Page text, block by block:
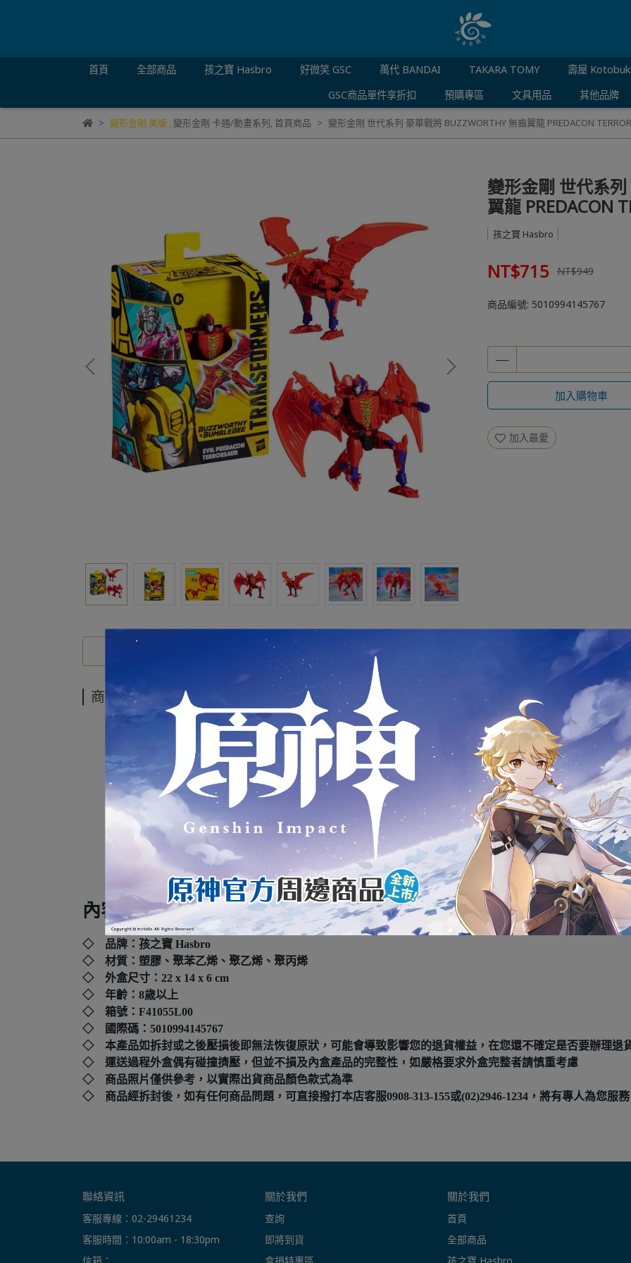
首頁 全部商品 孩之寶 Hasbro 好微笑 GSC 萬代 BANDAI TAKARA TOMY
壽屋
GSC商品單件享折扣
預購專區 文具用品 其他品牌
變形金剛 美版 , 變形金剛 卡通/動畫系列, 首頁商品 變形金剛 世代系列 豪華戰將 BUZZWORTHY 無齒翼龍 PREDACON
變形金剛 世代系
翼龍 PREDACON
孩之寶 Hasbro
NT$715 NT$949
商品編號: 5010994145767
加入購物車
加入最愛
商品介紹
變形金剛 世代系列 豪華戰將
無齒翼龍 PREDACON
全新未拆封
下標前請先詢問
內容規格：
◇ 品牌：孩之寶 Hasbro
◇ 材質：塑膠、聚苯乙烯、聚乙烯、聚丙烯
◇ 外盒尺寸：22 x 14 x 6 cm
◇ 年齡：8歲以上
◇ 箱號：F41055L00
◇ 國際碼： 5010994145767
◇ 本產品如拆封或之後壓損後即無法恢復原狀，可能會導致影響您的退貨權益，在您還不確定是否要辦理退
◇ 運送過程外盒偶有碰撞擠壓，但並不損及內盒產品的完整性，如嚴格要求外盒完整者請慎重考慮
◇ 商品照片僅供參考，以實際出貨商品顏色款式為準
◇ 商品經拆封後，如有任何商品問題，可直接撥打本店客服0908-313-155或(02)2946-1234，將有專人為您服務
聯絡資訊
客服專線：02-29461234
客服時間：10:00am - 18:30pm
關於我們
查詢
即將到貨
關於我們
首頁
全部商品